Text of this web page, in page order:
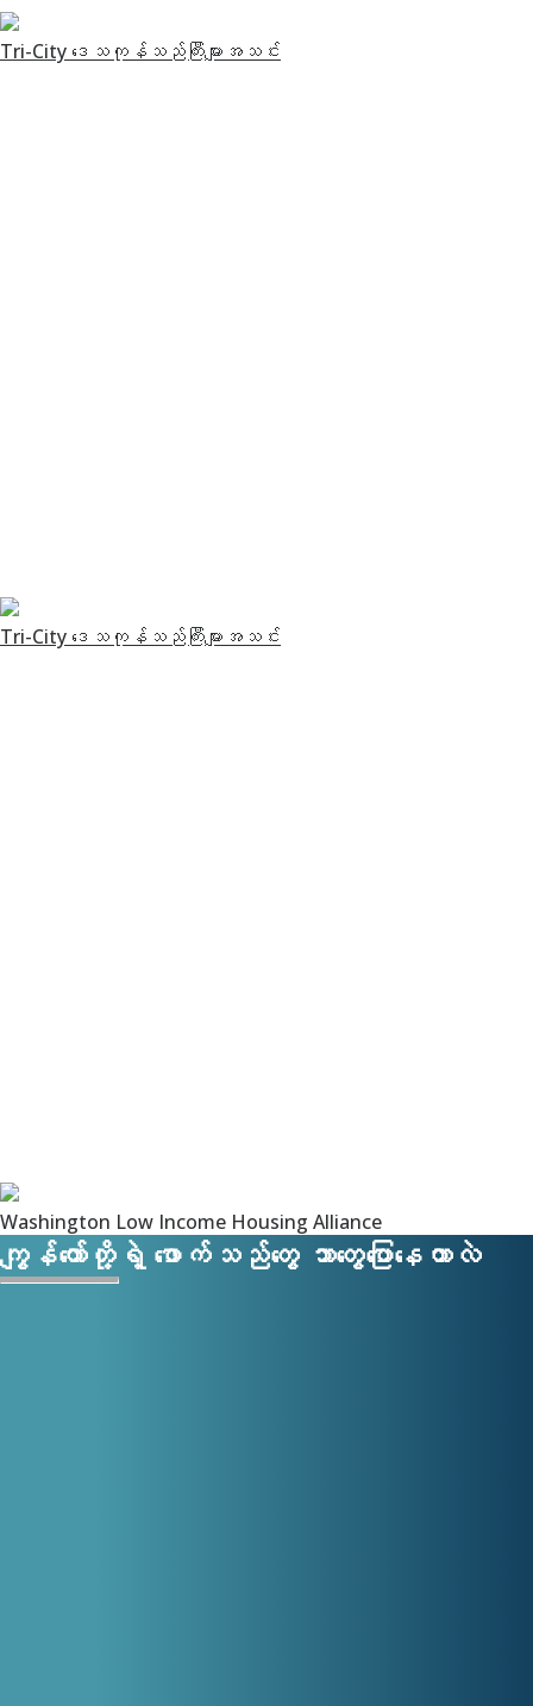
Tri-City ဒေသကုန်သည်ကြီးများအသင်း
Tri-City ဒေသကုန်သည်ကြီးများအသင်း
Washington Low Income Housing Alliance
ကျွန်တော်တို့ရဲ့ ဖောက်သည်တွေ ဘာတွေပြောနေတာလဲ